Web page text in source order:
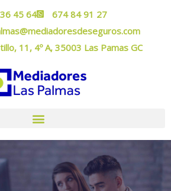
45 64
674 84 91 27
11, 4º A, 35003 Las Pamas GC